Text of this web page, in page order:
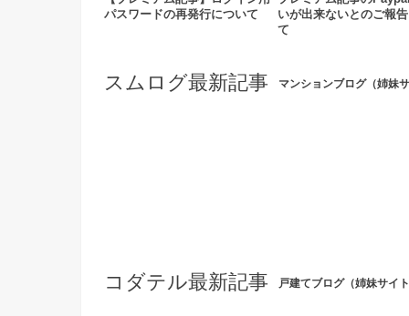
パスワードの再発行について
いが出来ないとのご報
て
スムログ最新記事 マンションブログ（姉妹
コダテル最新記事 戸建てブログ（姉妹サイ